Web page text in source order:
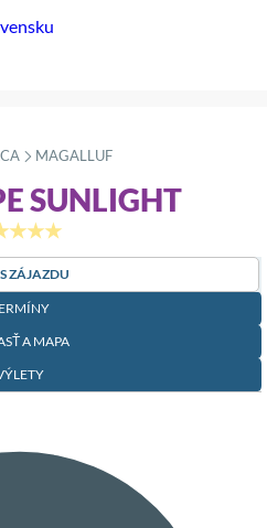
»
MAGALLUF
SUNLIGHT
ZÁJAZDU
A MAPA